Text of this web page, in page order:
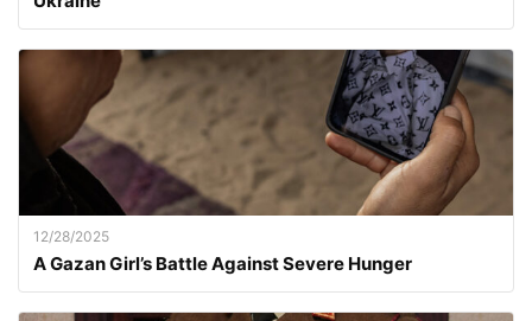
12/28/2025
A Gazan Girl’s Battle Against Severe Hunger